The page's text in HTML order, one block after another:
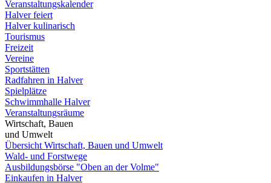
Veranstaltungskalender
Halver feiert
Halver kulinarisch
Tourismus
Freizeit
Vereine
Sportstätten
Radfahren in Halver
Spielplätze
Schwimmhalle Halver
Veranstaltungsräume
Wirtschaft, Bauen
und Umwelt
Übersicht Wirtschaft, Bauen und Umwelt
Wald- und Forstwege
Ausbildungsbörse "Oben an der Volme"
Einkaufen in Halver